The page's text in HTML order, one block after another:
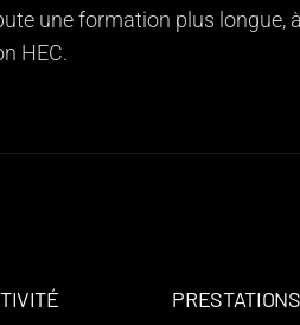
une formation plus longue,
HEC.
PRESTATIONS